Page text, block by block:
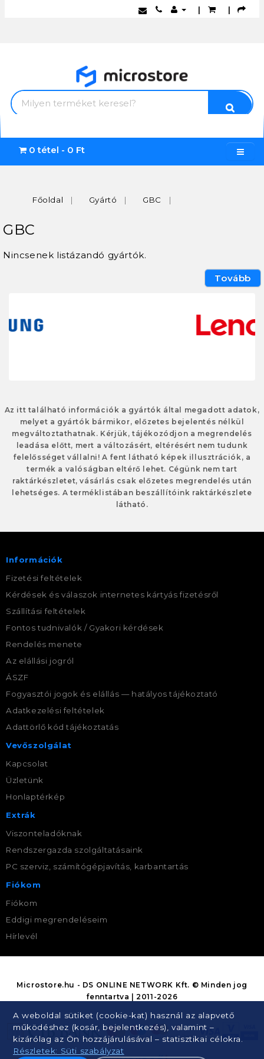
| |
0 tétel - 0 Ft
Főoldal Gyártó GBC
GBC
Nincsenek listázandó gyártók.
Tovább
Az itt található információk a gyártók által megadott adatok,
melyet a gyártók bármikor, előzetes bejelentés nélkül
megváltoztathatnak. Kérjük, tájékozódjon a megrendelés
leadása előtt, mert a változásért, eltérésért nem tudunk
felelősséget vállalni! A fent látható képek illusztrációk, a
termék a valóságban eltérő lehet. Cégünk nem tart
raktárkészletet, vásárlás csak előzetes megrendelés után
lehetséges. A terméklistában beszállítóink raktárkészlete
látható.
Információk
Fizetési feltételek
Kérdések és válaszok internetes kártyás fizetésről
Szállítási feltételek
Fontos tudnivalók / Gyakori kérdések
Rendelés menete
Az elállási jogról
ÁSZF
Fogyasztói jogok és elállás — hatályos tájékoztató
Adatkezelési feltételek
Adattörlő kód tájékoztatás
Vevőszolgálat
Kapcsolat
Üzletünk
Honlaptérkép
Extrák
Viszonteladóknak
Rendszergazda szolgáltatásaink
PC szerviz, számítógépjavítás, karbantartás
Fiókom
Fiókom
Eddigi megrendeléseim
Hírlevél
A weboldal sütiket (cookie-kat) használ az alapvető
működéshez (kosár, bejelentkezés), valamint –
kizárólag az Ön hozzájárulásával – statisztikai célokra.
Részletek: Süti szabályzat
Microstore.hu - DS ONLINE NETWORK Kft. © Minden jog
fenntartva | 2011-2026